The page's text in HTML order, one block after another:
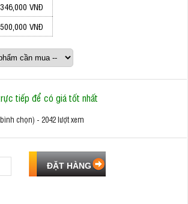
VNĐ
VNĐ
tiếp để có giá tốt nhất
chọn) - 2042 lượt xem